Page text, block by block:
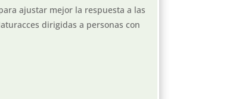
ajustar mejor la respuesta a las
dirigidas a personas con